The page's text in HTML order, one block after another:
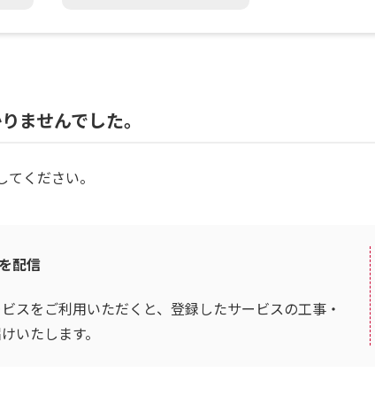
ませんでした。
ください。
配信
スをご利用いただくと、登録したサービスの工事・
いたします。